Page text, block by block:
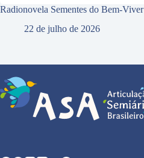
Radionovela Sementes do Bem-Viver
22 de julho de 2026